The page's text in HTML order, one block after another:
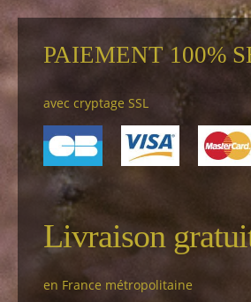
PAIEMENT 100%
avec cryptage SSL
Livraison
en France métropolitaine